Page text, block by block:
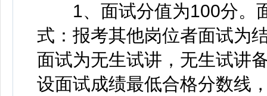
1、面试分值为100分。
式：报考其他岗位者面试为
面试为无生试讲，无生试讲
设面试成绩最低合格分数线